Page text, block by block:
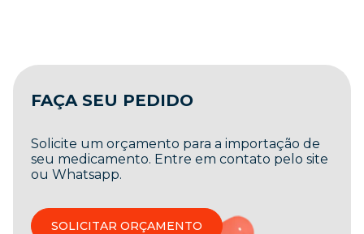
FAÇA SEU PEDIDO
Solicite um orçamento para a importação de
seu medicamento. Entre em contato pelo site
ou Whatsapp.
SOLICITAR ORÇAMENTO